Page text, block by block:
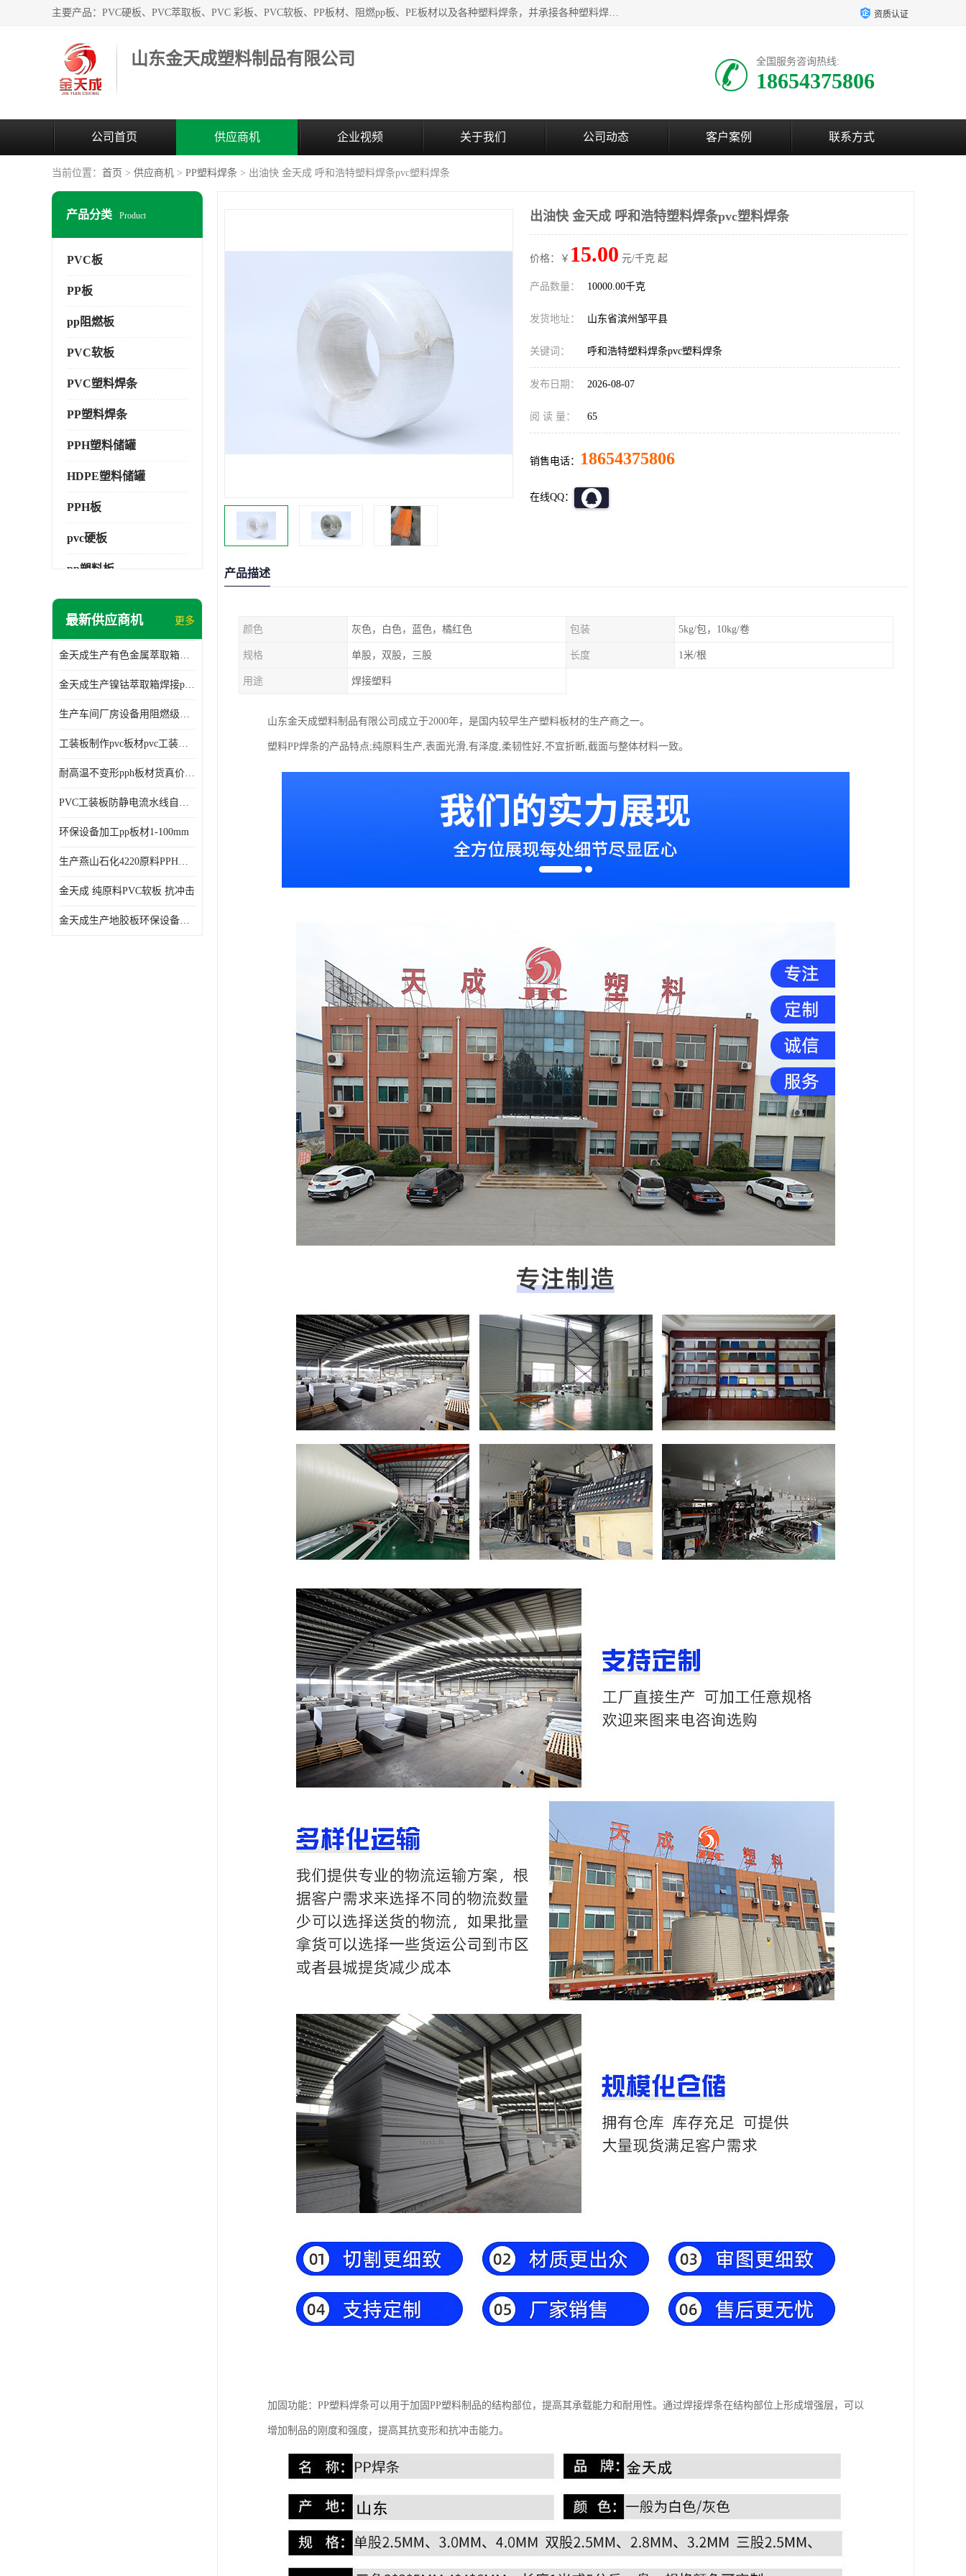
主要产品：PVC硬板、PVC萃取板、PVC 彩板、PVC软板、PP板材、阻燃pp板、PE板材以及各种塑料焊条，并承接各种塑料焊接工程，其产品广泛应用于环保设备、化工、石油、电镀、电子、建筑、食品、医药等多种行业，产品销售己覆盖全国多个省、市(直辖市)及自治区，并己经远销国外。 资质认证
山东金天成塑料制品有限公司 全国服务咨询热线:
18654375806
公司首页 供应商机 企业视频 关于我们 公司动态 客户案例 联系方式
当前位置： 首页 > 供应商机 > PP塑料焊条 > 出油快 金天成 呼和浩特塑料焊条pvc塑料焊条
产品分类 Product
PVC板
PP板
pp阻燃板
PVC软板
PVC塑料焊条
PP塑料焊条
PPH塑料储罐
HDPE塑料储罐
PPH板
pvc硬板
pp塑料板
pvc萃取板
最新供应商机 更多
金天成生产有色金属萃取箱焊接pvc板
金天成生产镍钴萃取箱焊接pvc萃取板
生产车间厂房设备用阻燃级别pp硬板
工装板制作pvc板材pvc工装板材可折弯
耐高温不变形pph板材货真价值pph板材
PVC工装板防静电流水线自动化倍速线工装板
环保设备加工pp板材1-100mm
生产燕山石化4220原料PPH板材
金天成 纯原料PVC软板 抗冲击
金天成生产地胶板环保设备内衬焊接用半圆pvc软焊条
出油快 金天成 呼和浩特塑料焊条pvc塑料焊条
价格：￥ 15.00 元/千克 起
产品数量： 10000.00千克
发货地址： 山东省滨州邹平县
关键词： 呼和浩特塑料焊条pvc塑料焊条
发布日期： 2026-08-07
阅 读 量： 65
销售电话： 18654375806
在线QQ：
产品描述
颜色 灰色，白色，蓝色，橘红色 包装 5kg/包，10kg/卷
规格 单股，双股，三股 长度 1米/根
用途 焊接塑料
山东金天成塑料制品有限公司成立于2000年，是国内较早生产塑料板材的生产商之一。
塑料PP焊条的产品特点;纯原料生产,表面光滑,有泽度,柔韧性好,不宜折断,截面与整体材料一致。
加固功能：PP塑料焊条可以用于加固PP塑料制品的结构部位，提高其承载能力和耐用性。通过焊接焊条在结构部位上形成增强层，可以
增加制品的刚度和强度，提高其抗变形和抗冲击能力。